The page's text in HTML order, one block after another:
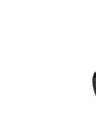
Harnais